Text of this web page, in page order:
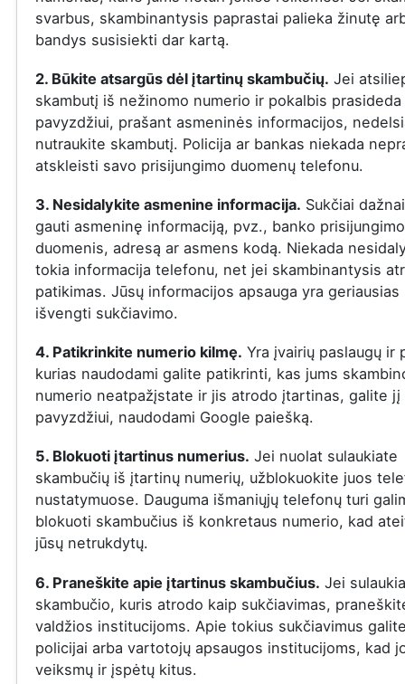
svarbus, skambinantysis paprastai palieka žinutę
bandys susisiekti dar kartą.
2. Būkite atsargūs dėl įtartinų skambučių. Jei
skambutį iš nežinomo numerio ir pokalbis
pavyzdžiui, prašant asmeninės informacijos,
nutraukite skambutį. Policija ar bankas niekada
atskleisti savo prisijungimo duomenų telefonu.
3. Nesidalykite asmenine informacija. Sukčiai
gauti asmeninę informaciją, pvz., banko prisijungimo
duomenis, adresą ar asmens kodą. Niekada
tokia informacija telefonu, net jei skambinantysis
patikimas. Jūsų informacijos apsauga yra geriausias
išvengti sukčiavimo.
4. Patikrinkite numerio kilmę. Yra įvairių paslaugų ir
kurias naudodami galite patikrinti, kas jums
numerio neatpažįstate ir jis atrodo įtartinas, galite
pavyzdžiui, naudodami Google paiešką.
5. Blokuoti įtartinus numerius. Jei nuolat sulaukiate
skambučių iš įtartinų numerių, užblokuokite juos
nustatymuose. Dauguma išmaniųjų telefonų turi
blokuoti skambučius iš konkretaus numerio, kad
jūsų netrukdytų.
6. Praneškite apie įtartinus skambučius. Jei
skambučio, kuris atrodo kaip sukčiavimas,
valdžios institucijoms. Apie tokius sukčiavimus
policijai arba vartotojų apsaugos institucijoms, kad
veiksmų ir įspėtų kitus.